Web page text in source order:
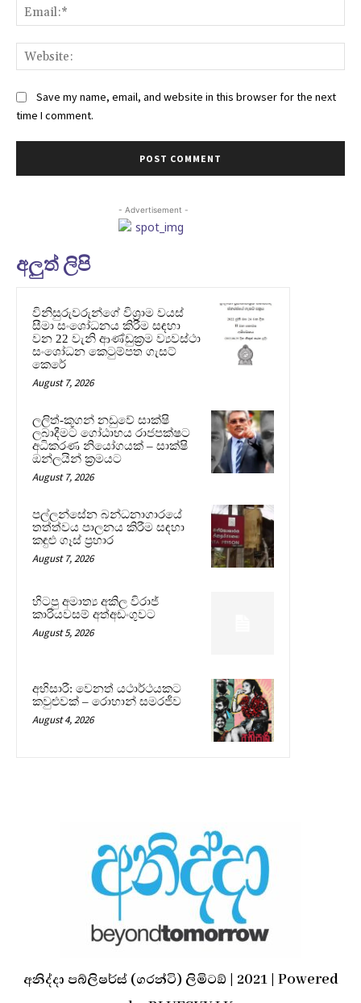
Save my name, email, and website in this browser for the next
time I comment.
- Advertisement -
අලුත් ලිපි
විනිසුරුවරුන්ගේ විශ්‍රාම වයස්
සීමා සංශෝධනය කිරීම සඳහා
වන 22 වැනි ආණ්ඩුක්‍රම ව්‍යවස්ථා
සංශෝධන කෙටුම්පත ගැසට්
කෙරේ
August 7, 2026
ලලිත්-කූගන් නඩුවේ සාක්ෂි
ලබාදීමට ගෝඨාභය රාජපක්ෂට
අධිකරණ නියෝගයක් – සාක්ෂි
ඔන්ලයින් ක්‍රමයට
August 7, 2026
පල්ලන්සේන බන්ධනාගාරයේ
තත්ත්වය පාලනය කිරීම සඳහා
කඳුළු ගෑස් ප්‍රහාර
August 7, 2026
හිටපු අමාත්‍ය අකිල විරාජ්
කාරියවසම් අත්අඩංගුවට
August 5, 2026
අභිසාරී: වෙනත් යථාර්ථයකට
කවුළුවක් – රොහාන් සමරජීව
August 4, 2026
අනිද්දා පබ්ලිෂර්ස් (ගරන්ටි) ලිමිටඞ් | 2021 | Powered